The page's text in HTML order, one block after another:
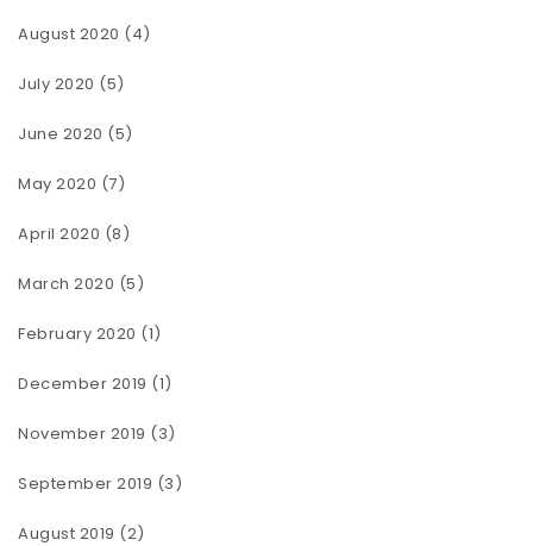
August 2020 (4)
July 2020 (5)
June 2020 (5)
May 2020 (7)
April 2020 (8)
March 2020 (5)
February 2020 (1)
December 2019 (1)
November 2019 (3)
September 2019 (3)
August 2019 (2)